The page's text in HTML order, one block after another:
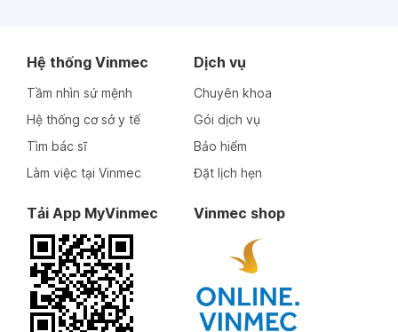
Hệ thống Vinmec
Tầm nhìn sứ mệnh
Hệ thống cơ sở y tế
Tìm bác sĩ
Làm việc tại Vinmec
Dịch vụ
Chuyên khoa
Gói dịch vụ
Bảo hiểm
Đặt lịch hẹn
Tải App MyVinmec Vinmec shop